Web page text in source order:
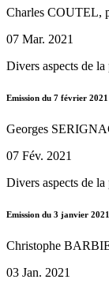
Charles COUTEL,
07 Mar. 2021
Divers aspects de
Emission du 7 février 2021
Georges
07 Fév. 2021
Divers aspects de
Emission du 3 janvier 2021
Christophe
03 Jan. 2021